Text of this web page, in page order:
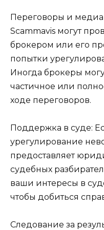
Переговоры и
Scammavis могут
брокером или его
попытки
Иногда брокеры
частичное или
ходе переговоров.
Поддержка в суде:
урегулирование
предоставляет
судебных
ваши интересы в
чтобы добиться
Следование за